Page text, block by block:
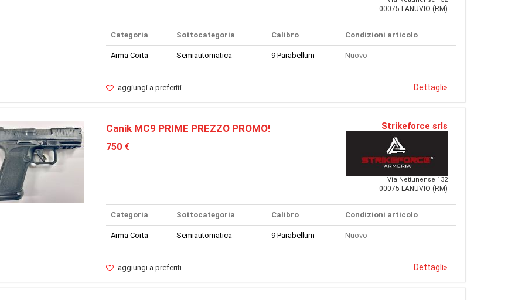
00075 LANUVIO (RM)
Categoria Sottocategoria Calibro Condizioni articolo
Arma Corta Semiautomatica 9 Parabellum Nuovo
aggiungi a preferiti Dettagli»
Canik MC9 PRIME PREZZO PROMO!
750 €
Strikeforce srls
Via Nettunense 132
00075 LANUVIO (RM)
Categoria Sottocategoria Calibro Condizioni articolo
Arma Corta Semiautomatica 9 Parabellum Nuovo
aggiungi a preferiti Dettagli»